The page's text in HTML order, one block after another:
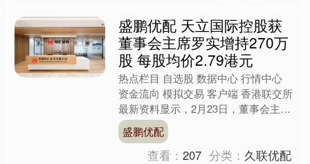
盛鹏优配 天立国际控股获
董事会主席罗实增持270万
股 每股均价2.79港元
热点栏目 自选股 数据中心 行情中心
资金流向 模拟交易 客户端 香港联交所
最新资料显示，2月23日，董事会主席
罗实增持天立国际控股（01773）270
万股，每....
盛鹏优配
查看：207 分类： 久联优配